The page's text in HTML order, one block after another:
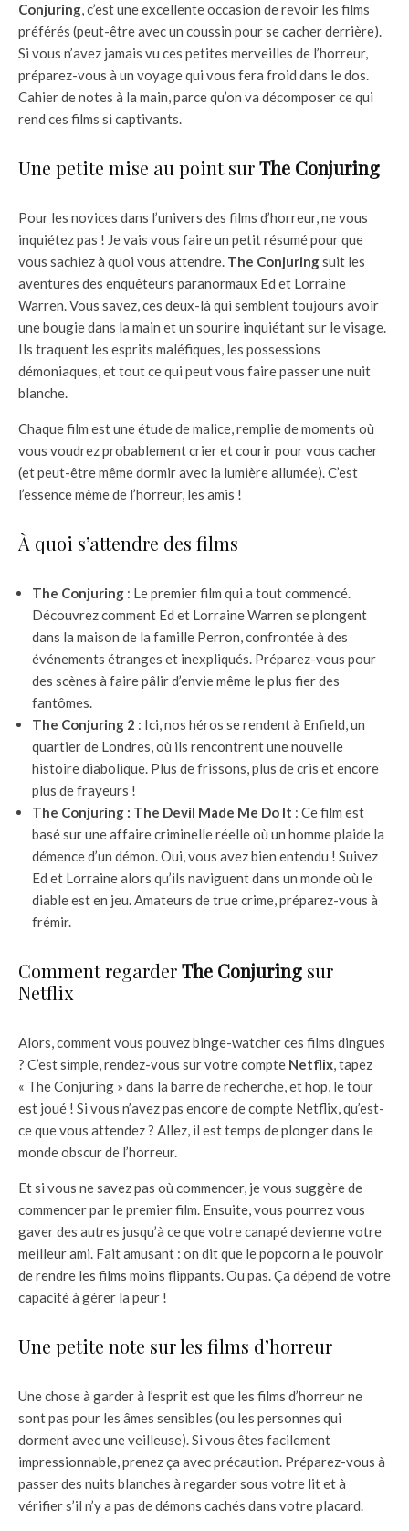
Conjuring, c’est une excellente occasion de revoir les films
préférés (peut-être avec un coussin pour se cacher derrière).
Si vous n’avez jamais vu ces petites merveilles de l’horreur,
préparez-vous à un voyage qui vous fera froid dans le dos.
Cahier de notes à la main, parce qu’on va décomposer ce qui
rend ces films si captivants.
Une petite mise au point surThe Conjuring
Pour les novices dans l’univers des films d’horreur, ne vous
inquiétez pas ! Je vais vous faire un petit résumé pour que
vous sachiez à quoi vous attendre. The Conjuringsuit les
aventures des enquêteurs paranormaux Ed et Lorraine
Warren. Vous savez, ces deux-là qui semblent toujours avoir
une bougie dans la main et un sourire inquiétant sur le visage.
Ils traquent les esprits maléfiques, les possessions
démoniaques, et tout ce qui peut vous faire passer une nuit
blanche.
Chaque film est une étude de malice, remplie de moments où
vous voudrez probablement crier et courir pour vous cacher
(et peut-être même dormir avec la lumière allumée). C’est
l’essence même de l’horreur, les amis !
À quoi s’attendre des films
The Conjuring : Le premier film qui a tout commencé.
Découvrez comment Ed et Lorraine Warren se plongent
dans la maison de la famille Perron, confrontée à des
événements étranges et inexpliqués. Préparez-vous pour
des scènes à faire pâlir d’envie même le plus fier des
fantômes.
The Conjuring 2 : Ici, nos héros se rendent à Enfield, un
quartier de Londres, où ils rencontrent une nouvelle
histoire diabolique. Plus de frissons, plus de cris et encore
plus de frayeurs !
The Conjuring : The Devil Made Me Do It : Ce film est
basé sur une affaire criminelle réelle où un homme plaide la
démence d’un démon. Oui, vous avez bien entendu ! Suivez
Ed et Lorraine alors qu’ils naviguent dans un monde où le
diable est en jeu. Amateurs de true crime, préparez-vous à
frémir.
Comment regarderThe Conjuring sur
Netflix
Alors, comment vous pouvez binge-watcher ces films dingues
? C’est simple, rendez-vous sur votre compte Netflix, tapez
« The Conjuring » dans la barre de recherche, et hop, le tour
est joué ! Si vous n’avez pas encore de compte Netflix, qu’est-
ce que vous attendez ? Allez, il est temps de plonger dans le
monde obscur de l’horreur.
Et si vous ne savez pas où commencer, je vous suggère de
commencer par le premier film. Ensuite, vous pourrez vous
gaver des autres jusqu’à ce que votre canapé devienne votre
meilleur ami. Fait amusant : on dit que le popcorn a le pouvoir
de rendre les films moins flippants. Ou pas. Ça dépend de votre
capacité à gérer la peur !
Une petite note sur les films d’horreur
Une chose à garder à l’esprit est que les films d’horreur ne
sont pas pour les âmes sensibles (ou les personnes qui
dorment avec une veilleuse). Si vous êtes facilement
impressionnable, prenez ça avec précaution. Préparez-vous à
passer des nuits blanches à regarder sous votre lit et à
vérifier s’il n’y a pas de démons cachés dans votre placard.